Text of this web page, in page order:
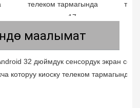
маалымат